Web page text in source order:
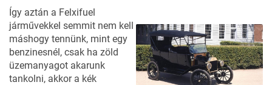
Így aztán a Felxifuel
járművekkel semmit nem kell
máshogy tennünk, mint egy
benzinesnél, csak ha zöld
üzemanyagot akarunk
tankolni, akkor a kék